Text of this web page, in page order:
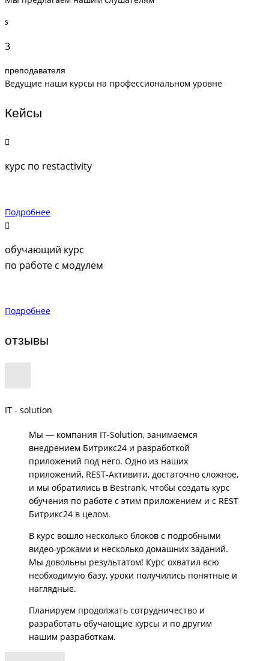
3
преподавателя
Ведущие наши курсы на профессиональном уровне
Кейсы
курс по restactivity
Подробнее
обучающий курс
по работе с модулем
Подробнее
отзывы
IT - solution
Мы — компания IT-Solution, занимаемся
внедрением Битрикс24 и разработкой
приложений под него. Одно из наших
приложений, REST-Активити, достаточно сложное,
и мы обратились в Bestrank, чтобы создать курс
обучения по работе с этим приложением и с REST
Битрикс24 в целом.
В курс вошло несколько блоков с подробными
видео-уроками и несколько домашних заданий.
Мы довольны результатом! Курс охватил всю
необходимую базу, уроки получились понятные и
наглядные.
Планируем продолжать сотрудничество и
разработать обучающие курсы и по другим
нашим разработкам.